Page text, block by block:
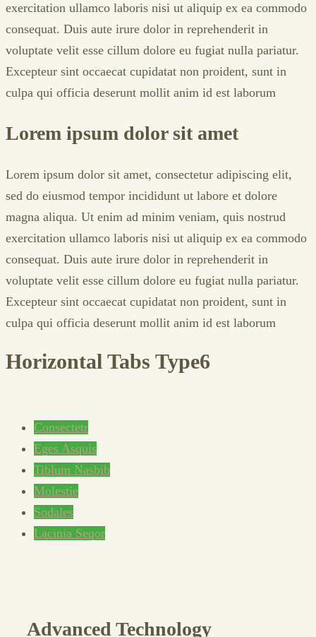
exercitation ullamco laboris nisi ut aliquip ex ea commodo
consequat. Duis aute irure dolor in reprehenderit in
voluptate velit esse cillum dolore eu fugiat nulla pariatur.
Excepteur sint occaecat cupidatat non proident, sunt in
culpa qui officia deserunt mollit anim id est laborum
Lorem ipsum dolor sit amet
Lorem ipsum dolor sit amet, consectetur adipiscing elit,
sed do eiusmod tempor incididunt ut labore et dolore
magna aliqua. Ut enim ad minim veniam, quis nostrud
exercitation ullamco laboris nisi ut aliquip ex ea commodo
consequat. Duis aute irure dolor in reprehenderit in
voluptate velit esse cillum dolore eu fugiat nulla pariatur.
Excepteur sint occaecat cupidatat non proident, sunt in
culpa qui officia deserunt mollit anim id est laborum
Horizontal Tabs Type6
Consectetr
Eges Asquis
Tiblum Nasbib
Molestie
Sodales
Lacinia Seqor
Advanced Technology